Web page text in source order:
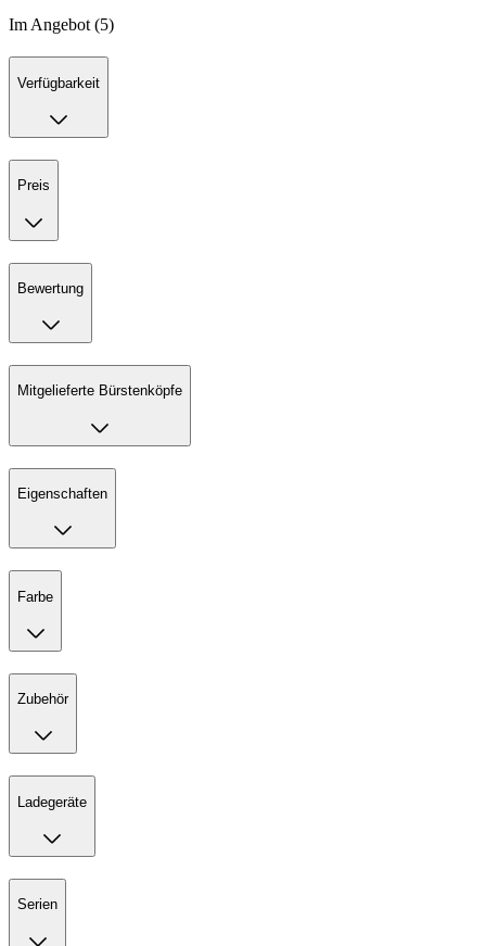
Im Angebot (5)
Verfügbarkeit
Preis
Bewertung
Mitgelieferte Bürstenköpfe
Eigenschaften
Farbe
Zubehör
Ladegeräte
Serien